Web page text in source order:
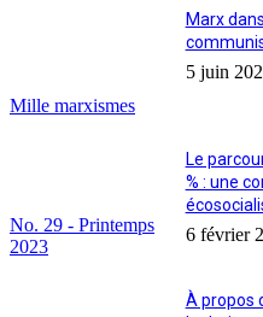
Mille marxismes
Marx
5 juin
No. 29 - Printemps
2023
Le
% : une
6 février
À propos